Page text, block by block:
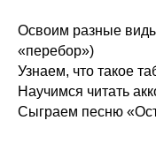
Освоим разные
«перебор»)
Узнаем, что такое
Научимся читать
Сыграем песню